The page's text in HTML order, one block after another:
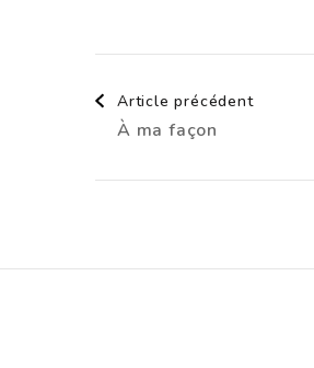
Navigation
d'article
Article précédent
À ma façon